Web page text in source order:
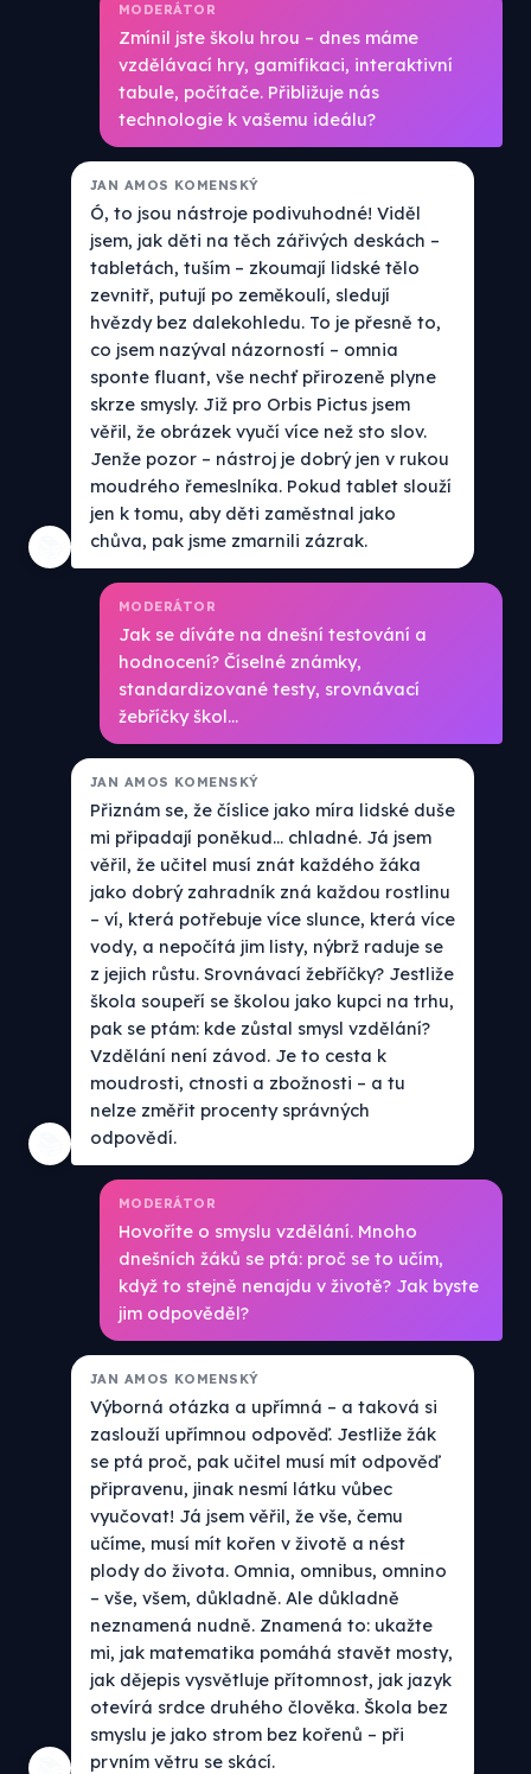
MODERÁTOR
Zmínil jste školu hrou – dnes máme
vzdělávací hry, gamifikaci, interaktivní
tabule, počítače. Přibližuje nás
technologie k vašemu ideálu?
JAN AMOS KOMENSKÝ
Ó, to jsou nástroje podivuhodné! Viděl
jsem, jak děti na těch zářivých deskách –
tabletách, tuším – zkoumají lidské tělo
zevnitř, putují po zeměkoulí, sledují
hvězdy bez dalekohledu. To je přesně to,
co jsem nazýval názorností – omnia
sponte fluant, vše nechť přirozeně plyne
skrze smysly. Již pro Orbis Pictus jsem
věřil, že obrázek vyučí více než sto slov.
Jenže pozor – nástroj je dobrý jen v rukou
moudrého řemeslníka. Pokud tablet slouží
jen k tomu, aby děti zaměstnal jako
chůva, pak jsme zmarnili zázrak.
MODERÁTOR
Jak se díváte na dnešní testování a
hodnocení? Číselné známky,
standardizované testy, srovnávací
žebříčky škol...
JAN AMOS KOMENSKÝ
Přiznám se, že číslice jako míra lidské duše
mi připadají poněkud... chladné. Já jsem
věřil, že učitel musí znát každého žáka
jako dobrý zahradník zná každou rostlinu
– ví, která potřebuje více slunce, která více
vody, a nepočítá jim listy, nýbrž raduje se
z jejich růstu. Srovnávací žebříčky? Jestliže
škola soupeří se školou jako kupci na trhu,
pak se ptám: kde zůstal smysl vzdělání?
Vzdělání není závod. Je to cesta k
moudrosti, ctnosti a zbožnosti – a tu
nelze změřit procenty správných
odpovědí.
MODERÁTOR
Hovoříte o smyslu vzdělání. Mnoho
dnešních žáků se ptá: proč se to učím,
když to stejně nenajdu v životě? Jak byste
jim odpověděl?
JAN AMOS KOMENSKÝ
Výborná otázka a upřímná – a taková si
zaslouží upřímnou odpověď. Jestliže žák
se ptá proč, pak učitel musí mít odpověď
připravenu, jinak nesmí látku vůbec
vyučovat! Já jsem věřil, že vše, čemu
učíme, musí mít kořen v životě a nést
plody do života. Omnia, omnibus, omnino
– vše, všem, důkladně. Ale důkladně
neznamená nudně. Znamená to: ukažte
mi, jak matematika pomáhá stavět mosty,
jak dějepis vysvětluje přítomnost, jak jazyk
otevírá srdce druhého člověka. Škola bez
smyslu je jako strom bez kořenů – při
prvním větru se skácí.